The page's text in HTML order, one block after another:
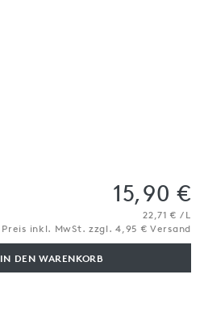
15,90 €
22,71 € / L
Preis inkl. MwSt. zzgl. 4,95 € Versand
IN DEN WARENKORB